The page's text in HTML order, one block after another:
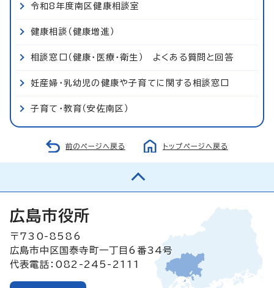
令和8年度南区健康相談室
健康相談（健康増進）
相談窓口（健康・医療・衛生） よくある質問と回答
妊産婦・乳幼児の健康や子育てに関する相談窓口
子育て・教育（安佐南区）
前のページへ戻る トップページへ戻る
広島市役所
〒730-8586
広島市中区国泰寺町一丁目6番34号
代表電話：082-245-2111